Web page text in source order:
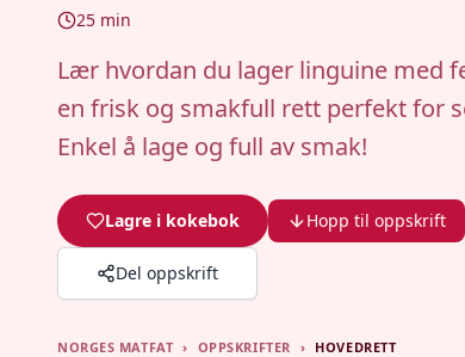
25 min
Lær hvordan du lager linguine med
en frisk og smakfull rett perfekt for
Enkel å lage og full av smak!
Lagre i kokebok Hopp til oppskrift
Del oppskrift
NORGES MATFAT › OPPSKRIFTER › HOVEDRETT